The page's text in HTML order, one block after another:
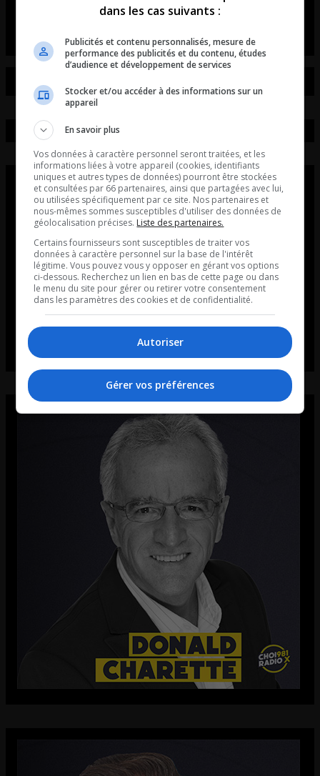
L’intro de Maurais livedans les cas suivants :
Publicités et contenu personnalisés, mesure de
performance des publicités et du contenu, études
d’audience et développement de services
Stocker et/ou accéder à des informations sur un
appareil
En savoir plus
Vos données à caractère personnel seront traitées, et les
informations liées à votre appareil (cookies, identifiants
uniques et autres types de données) pourront être stockées
et consultées par 66 partenaires, ainsi que partagées avec lui,
ou utilisées spécifiquement par ce site. Nos partenaires et
nous-mêmes sommes susceptibles d'utiliser des données de
géolocalisation précises. Liste des partenaires.
Certains fournisseurs sont susceptibles de traiter vos
données à caractère personnel sur la base de l'intérêt
légitime. Vous pouvez vous y opposer en gérant vos options
ci-dessous. Recherchez un lien en bas de cette page ou dans
le menu du site pour gérer ou retirer votre consentement
dans les paramètres des cookies et de confidentialité.
Autoriser
Gérer vos préférences